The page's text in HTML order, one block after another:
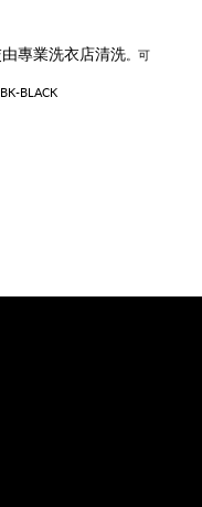
專業洗衣店清洗。可
BLACK